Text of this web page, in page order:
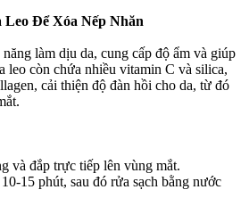
Để Xóa Nếp Nhăn
làm dịu da, cung cấp độ ẩm và giúp
leo còn chứa nhiều vitamin C và silica,
cải thiện độ đàn hồi cho da, từ đó
và đắp trực tiếp lên vùng mắt.
15 phút, sau đó rửa sạch bằng nước